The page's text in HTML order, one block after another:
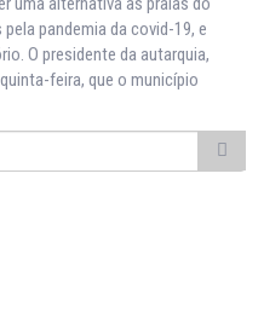
pandemia da covid-19, e
O presidente da autarquia,
feira, que o município